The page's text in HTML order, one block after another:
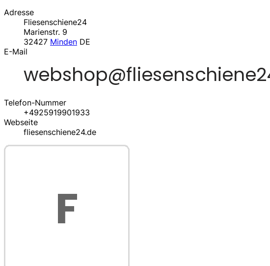
Adresse
Fliesenschiene24
Marienstr. 9
32427 Minden DE
E-Mail
Telefon-Nummer
+4925919901933
Webseite
fliesenschiene24.de